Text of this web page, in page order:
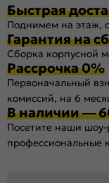
Быстрая
Поднимем на этаж,
Гарантия на
Сборка корпусной
Рассрочка 0%
Первоначальный
комиссий, на 6
В наличии —
Посетите наши
профессиональные